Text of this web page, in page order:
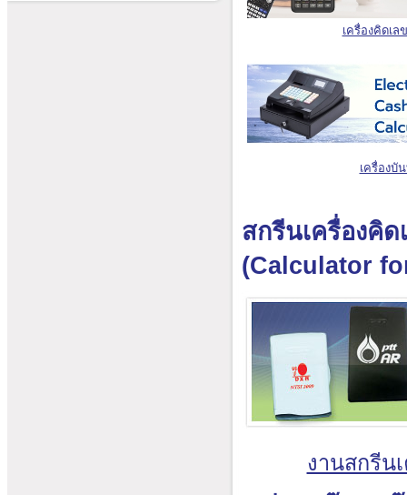
เครื่องคิดเล
เครื่องบั
สกรีนเครื่องคิ
(Calculator
งานสกรีน